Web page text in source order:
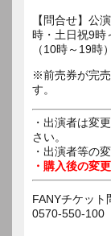
【問合せ】公
時・土日祝9時
（10時～19時）
※前売券が完
す。
・出演者は変
さい。
・出演者等の
・購入後の変
FANYチケット
0570-550-100